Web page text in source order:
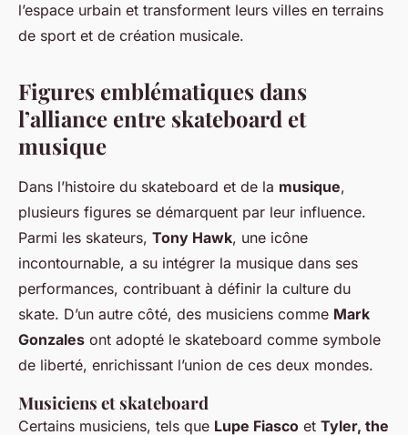
l’espace urbain et transforment leurs villes en terrains
de sport et de création musicale.
Figures emblématiques dans
l’alliance entre skateboard et
musique
Dans l’histoire du skateboard et de la musique,
plusieurs figures se démarquent par leur influence.
Parmi les skateurs, Tony Hawk, une icône
incontournable, a su intégrer la musique dans ses
performances, contribuant à définir la culture du
skate. D’un autre côté, des musiciens comme Mark
Gonzales ont adopté le skateboard comme symbole
de liberté, enrichissant l’union de ces deux mondes.
Musiciens et skateboard
Certains musiciens, tels que Lupe Fiasco et Tyler, the